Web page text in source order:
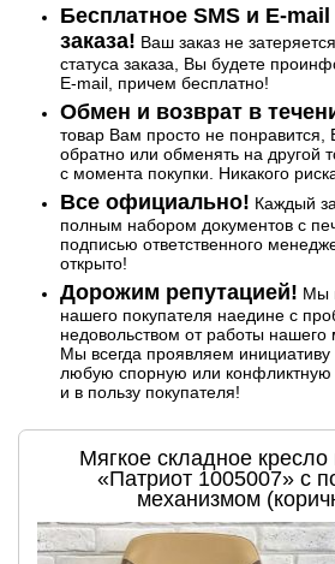
Бесплатное SMS и E-
заказа! Ваш заказ не
статуса заказа, Вы будете
E-mail, причем бесплатно!
Обмен и возврат в
товар Вам просто не понравится,
обратно или обменять на другой
с момента покупки. Никакого
Все официально! Каждый
полным набором документов с
подписью ответственного
открыто!
Дорожим репутацией! Мы
нашего покупателя наедине с
недовольством от работы нашего
Мы всегда проявляем
любую спорную или конфликтную
и в пользу покупателя!
Мягкое складное
«Патриот 1005007» с
механизмом